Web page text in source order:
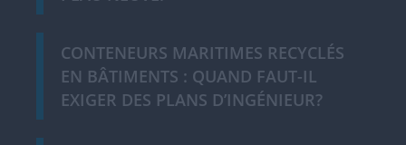
CONTENEURS MARITIMES RECYCLÉS
EN BÂTIMENTS : QUAND FAUT-IL
EXIGER DES PLANS D’INGÉNIEUR?